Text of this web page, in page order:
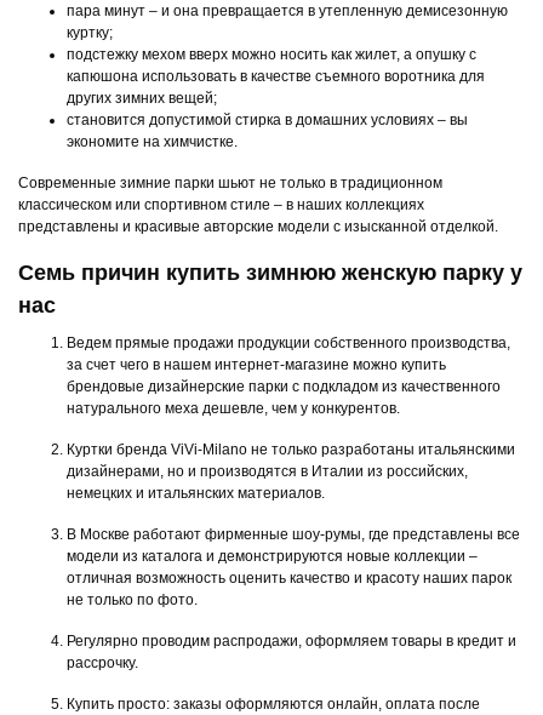
пара минут – и она превращается в утепленную демисезонную
куртку;
подстежку мехом вверх можно носить как жилет, а опушку с
капюшона использовать в качестве съемного воротника для
других зимних вещей;
становится допустимой стирка в домашних условиях – вы
экономите на химчистке.
Современные зимние парки шьют не только в традиционном
классическом или спортивном стиле – в наших коллекциях
представлены и красивые авторские модели с изысканной отделкой.
Семь причин купить зимнюю женскую парку у
нас
Ведем прямые продажи продукции собственного производства,
за счет чего в нашем интернет-магазине можно купить
брендовые дизайнерские парки с подкладом из качественного
натурального меха дешевле, чем у конкурентов.
Куртки бренда ViVi-Milano не только разработаны итальянскими
дизайнерами, но и производятся в Италии из российских,
немецких и итальянских материалов.
В Москве работают фирменные шоу-румы, где представлены все
модели из каталога и демонстрируются новые коллекции –
отличная возможность оценить качество и красоту наших парок
не только по фото.
Регулярно проводим распродажи, оформляем товары в кредит и
рассрочку.
Купить просто: заказы оформляются онлайн, оплата после